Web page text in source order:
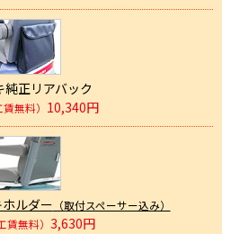
純正リアバック
賃無料） 10,340円
ルダー （取付スペーサー込み）
賃無料） 3,630円